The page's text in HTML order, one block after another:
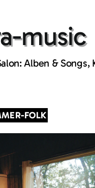
music
Alben &
FOLK